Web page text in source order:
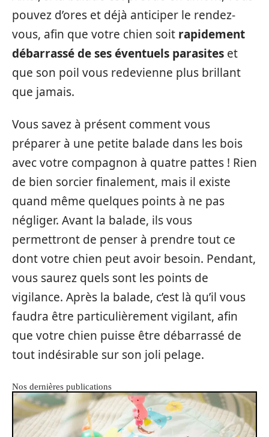
pouvez d’ores et déjà anticiper le rendez-
vous, afin que votre chien soit rapidement
débarrassé de ses éventuels parasites et
que son poil vous redevienne plus brillant
que jamais.
Vous savez à présent comment vous
préparer à une petite balade dans les bois
avec votre compagnon à quatre pattes ! Rien
de bien sorcier finalement, mais il existe
quand même quelques points à ne pas
négliger. Avant la balade, ils vous
permettront de penser à prendre tout ce
dont votre chien peut avoir besoin. Pendant,
vous saurez quels sont les points de
vigilance. Après la balade, c’est là qu’il vous
faudra être particulièrement vigilant, afin
que votre chien puisse être débarrassé de
tout indésirable sur son joli pelage.
Nos dernières publications